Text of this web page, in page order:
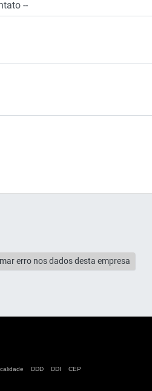
erro nos dados desta empresa
DDD DDI CEP